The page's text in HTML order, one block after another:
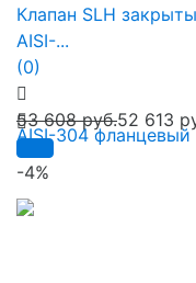
Клапан SLH
AISI-...
(0)
53 608 руб.52 613
-4%